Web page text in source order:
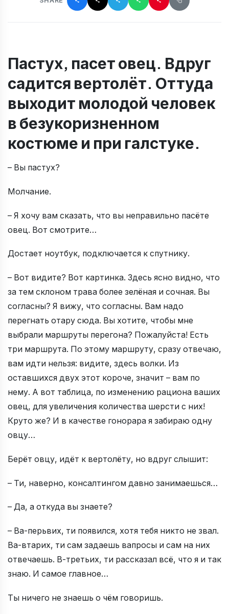
Пастух, пасет овец. Вдруг
садится вертолёт. Оттуда
выходит молодой человек
в безукоризненном
костюме и при галстуке.
– Вы пастух?
Молчание.
– Я хочу вам сказать, что вы неправильно пасёте
овец. Вот смотрите…
Достает ноутбук, подключается к спутнику.
– Вот видите? Вот картинка. Здесь ясно видно, что
за тем склоном трава более зелёная и сочная. Вы
согласны? Я вижу, что согласны. Вам надо
перегнать отару сюда. Вы хотите, чтобы мне
выбрали маршруты перегона? Пожалуйста! Есть
три маршрута. По этому маршруту, сразу отвечаю,
вам идти нельзя: видите, здесь волки. Из
оставшихся двух этот короче, значит – вам по
нему. А вот таблица, по изменению рациона ваших
овец, для увеличения количества шерсти с них!
Круто же? И в качестве гонорара я забираю одну
овцу…
Берёт овцу, идёт к вертолёту, но вдруг слышит:
– Ти, наверно, консалтингом давно занимаешься…
– Да, а откуда вы знаете?
– Ва-перьвих, ти появился, хотя тебя никто не звал.
Ва-втарих, ти сам задаешь вапросы и сам на них
отвечаешь. В-третьих, ти рассказал всё, что я и так
знаю. И самое главное…
Ты ничего не знаешь о чём говоришь.